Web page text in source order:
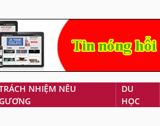
NHIỆM NÊU
DU
HỌC